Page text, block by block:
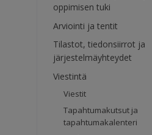
oppimisen tuki
Arviointi ja tentit
Tilastot, tiedonsiirrot ja
järjestelmäyhteydet
Viestintä
Viestit
Tapahtumakutsut ja
tapahtumakalenteri